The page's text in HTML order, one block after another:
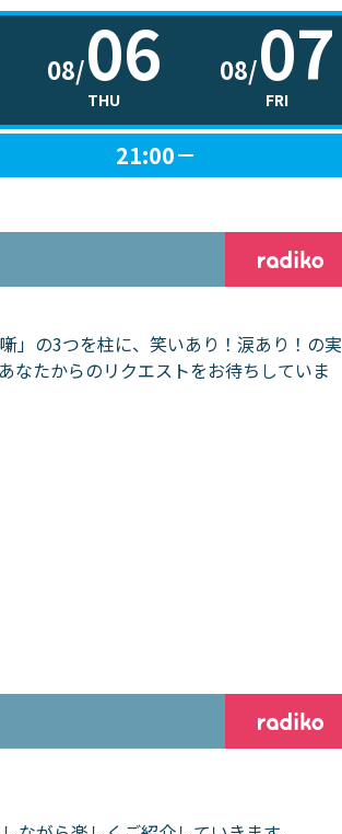
08/06
THU
08/07
FRI
21:00－
」の3つを柱に、笑いあり！涙あり！の実
なたからのリクエストをお待ちしていま